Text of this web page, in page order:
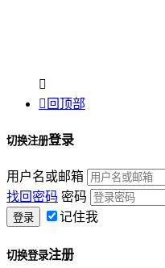

 回顶部
切换注册登录
用户名或邮箱
找回密码 密码
记住我
切换登录注册